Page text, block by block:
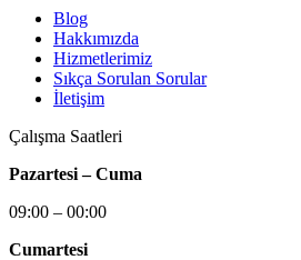
Blog
Hakkımızda
Hizmetlerimiz
Sıkça Sorulan Sorular
İletişim
Çalışma Saatleri
Pazartesi – Cuma
09:00 – 00:00
Cumartesi